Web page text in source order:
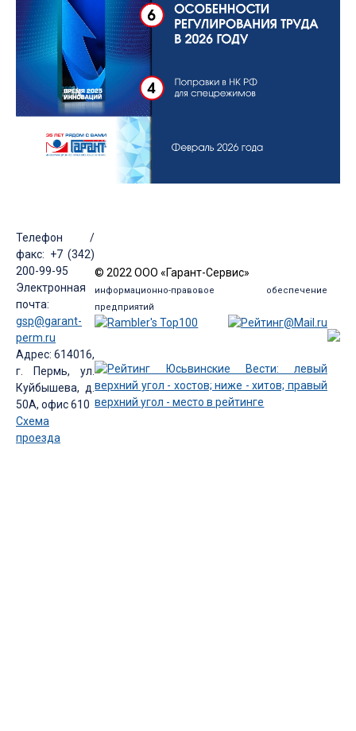
Телефон /
факс: +7 (342)
200-99-95
Электронная
почта:
gsp@garant-
perm.ru
Адрес: 614016,
г. Пермь, ул.
Куйбышева, д.
50А, офис 610
Схема
проезда
© 2022 ООО «Гарант-Сервис»
информационно-правовое обеспечение
предприятий